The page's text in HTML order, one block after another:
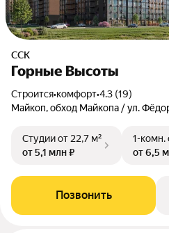
ССК
Горные Высоты
Строится•комфорт•4.3 (19)
Майкоп, обход Майкопа / ул.
Студииот 22,7 м²
от 5,1 млн ₽
1-комн.
от 6,5
Позвонить